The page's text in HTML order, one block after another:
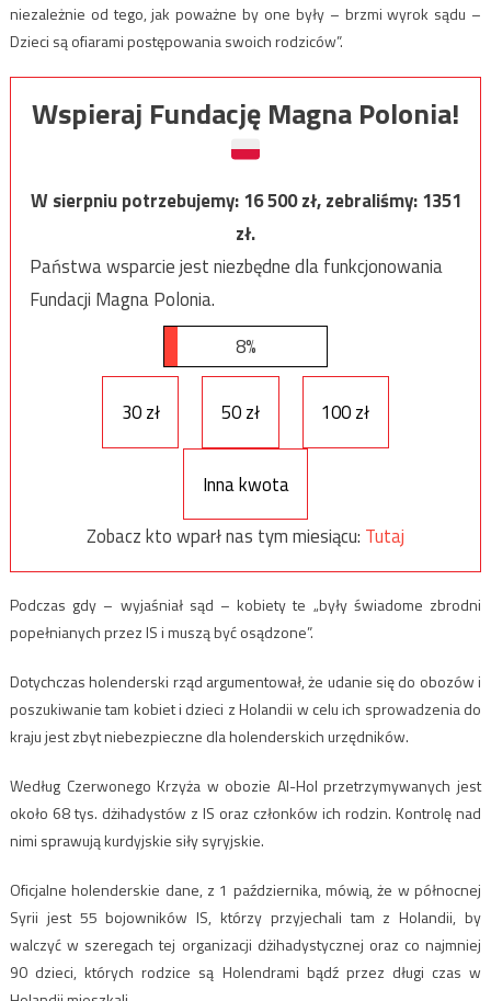
niezależnie od tego, jak poważne by one były – brzmi wyrok sądu –
Dzieci są ofiarami postępowania swoich rodziców”.
Wspieraj Fundację Magna Polonia!
W sierpniu potrzebujemy:16 500zł, zebraliśmy:1351
zł.
Państwa wsparcie jest niezbędne dla funkcjonowania
Fundacji Magna Polonia.
8%
30 zł 50 zł 100 zł
Inna kwota
Zobacz kto wparł nas tym miesiącu: Tutaj
Podczas gdy – wyjaśniał sąd – kobiety te „były świadome zbrodni
popełnianych przez IS i muszą być osądzone”.
Dotychczas holenderski rząd argumentował, że udanie się do obozów i
poszukiwanie tam kobiet i dzieci z Holandii w celu ich sprowadzenia do
kraju jest zbyt niebezpieczne dla holenderskich urzędników.
Według Czerwonego Krzyża w obozie Al-Hol przetrzymywanych jest
około 68 tys. dżihadystów z IS oraz członków ich rodzin. Kontrolę nad
nimi sprawują kurdyjskie siły syryjskie.
Oficjalne holenderskie dane, z 1 października, mówią, że w północnej
Syrii jest 55 bojowników IS, którzy przyjechali tam z Holandii, by
walczyć w szeregach tej organizacji dżihadystycznej oraz co najmniej
90 dzieci, których rodzice są Holendrami bądź przez długi czas w